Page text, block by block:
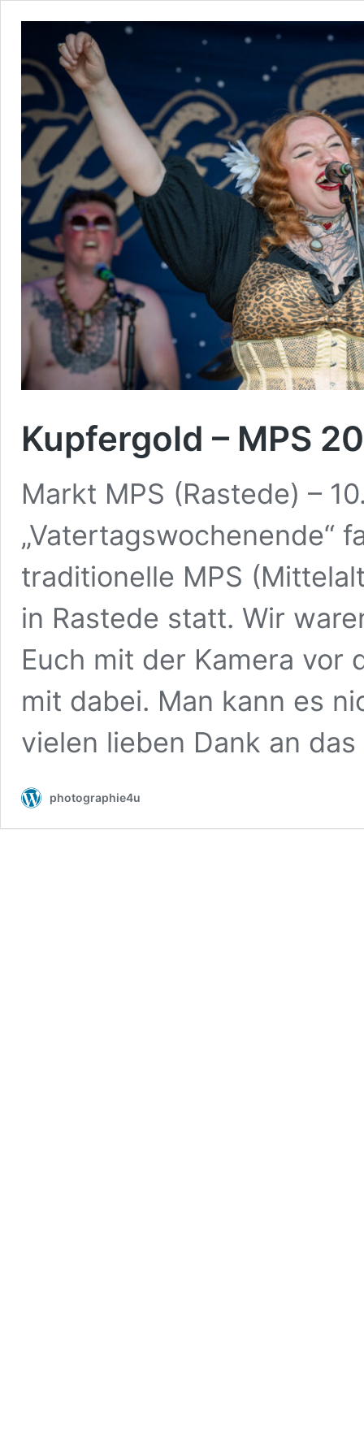
Kupfergold – MPS
Markt MPS (Rastede) –
„Vatertagswochenende“
traditionelle MPS
in Rastede statt. Wir
Euch mit der Kamera vor
mit dabei. Man kann es
vielen lieben Dank an
photographie4u